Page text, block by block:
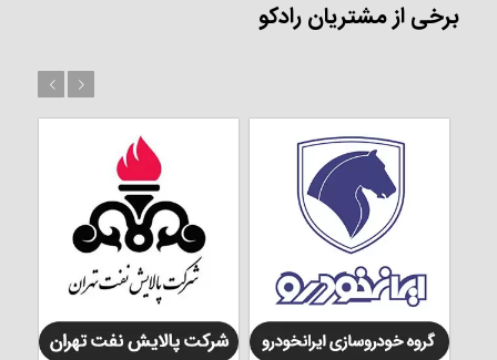
برخی از مشتریان رادکو